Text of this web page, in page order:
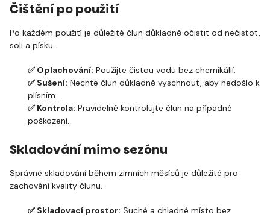
Čištění po použití
Po každém použití je důležité člun důkladně očistit od nečistot,
soli a písku.
✅ Oplachování: Použijte čistou vodu bez chemikálií.
✅ Sušení: Nechte člun důkladně vyschnout, aby nedošlo k
plísním.
✅ Kontrola: Pravidelně kontrolujte člun na případné
poškození.
Skladování mimo sezónu
Správné skladování během zimních měsíců je důležité pro
zachování kvality člunu.
✅ Skladovací prostor: Suché a chladné místo bez